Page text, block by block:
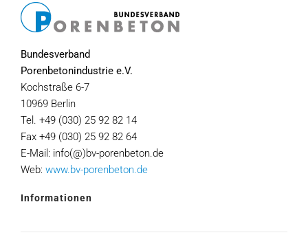
Bundesverband
Porenbetonindustrie e.V.
Kochstraße 6-7
10969 Berlin
Tel. +49 (030) 25 92 82 14
Fax +49 (030) 25 92 82 64
E-Mail: info(@)bv-porenbeton.de
Web: www.bv-porenbeton.de
Informationen